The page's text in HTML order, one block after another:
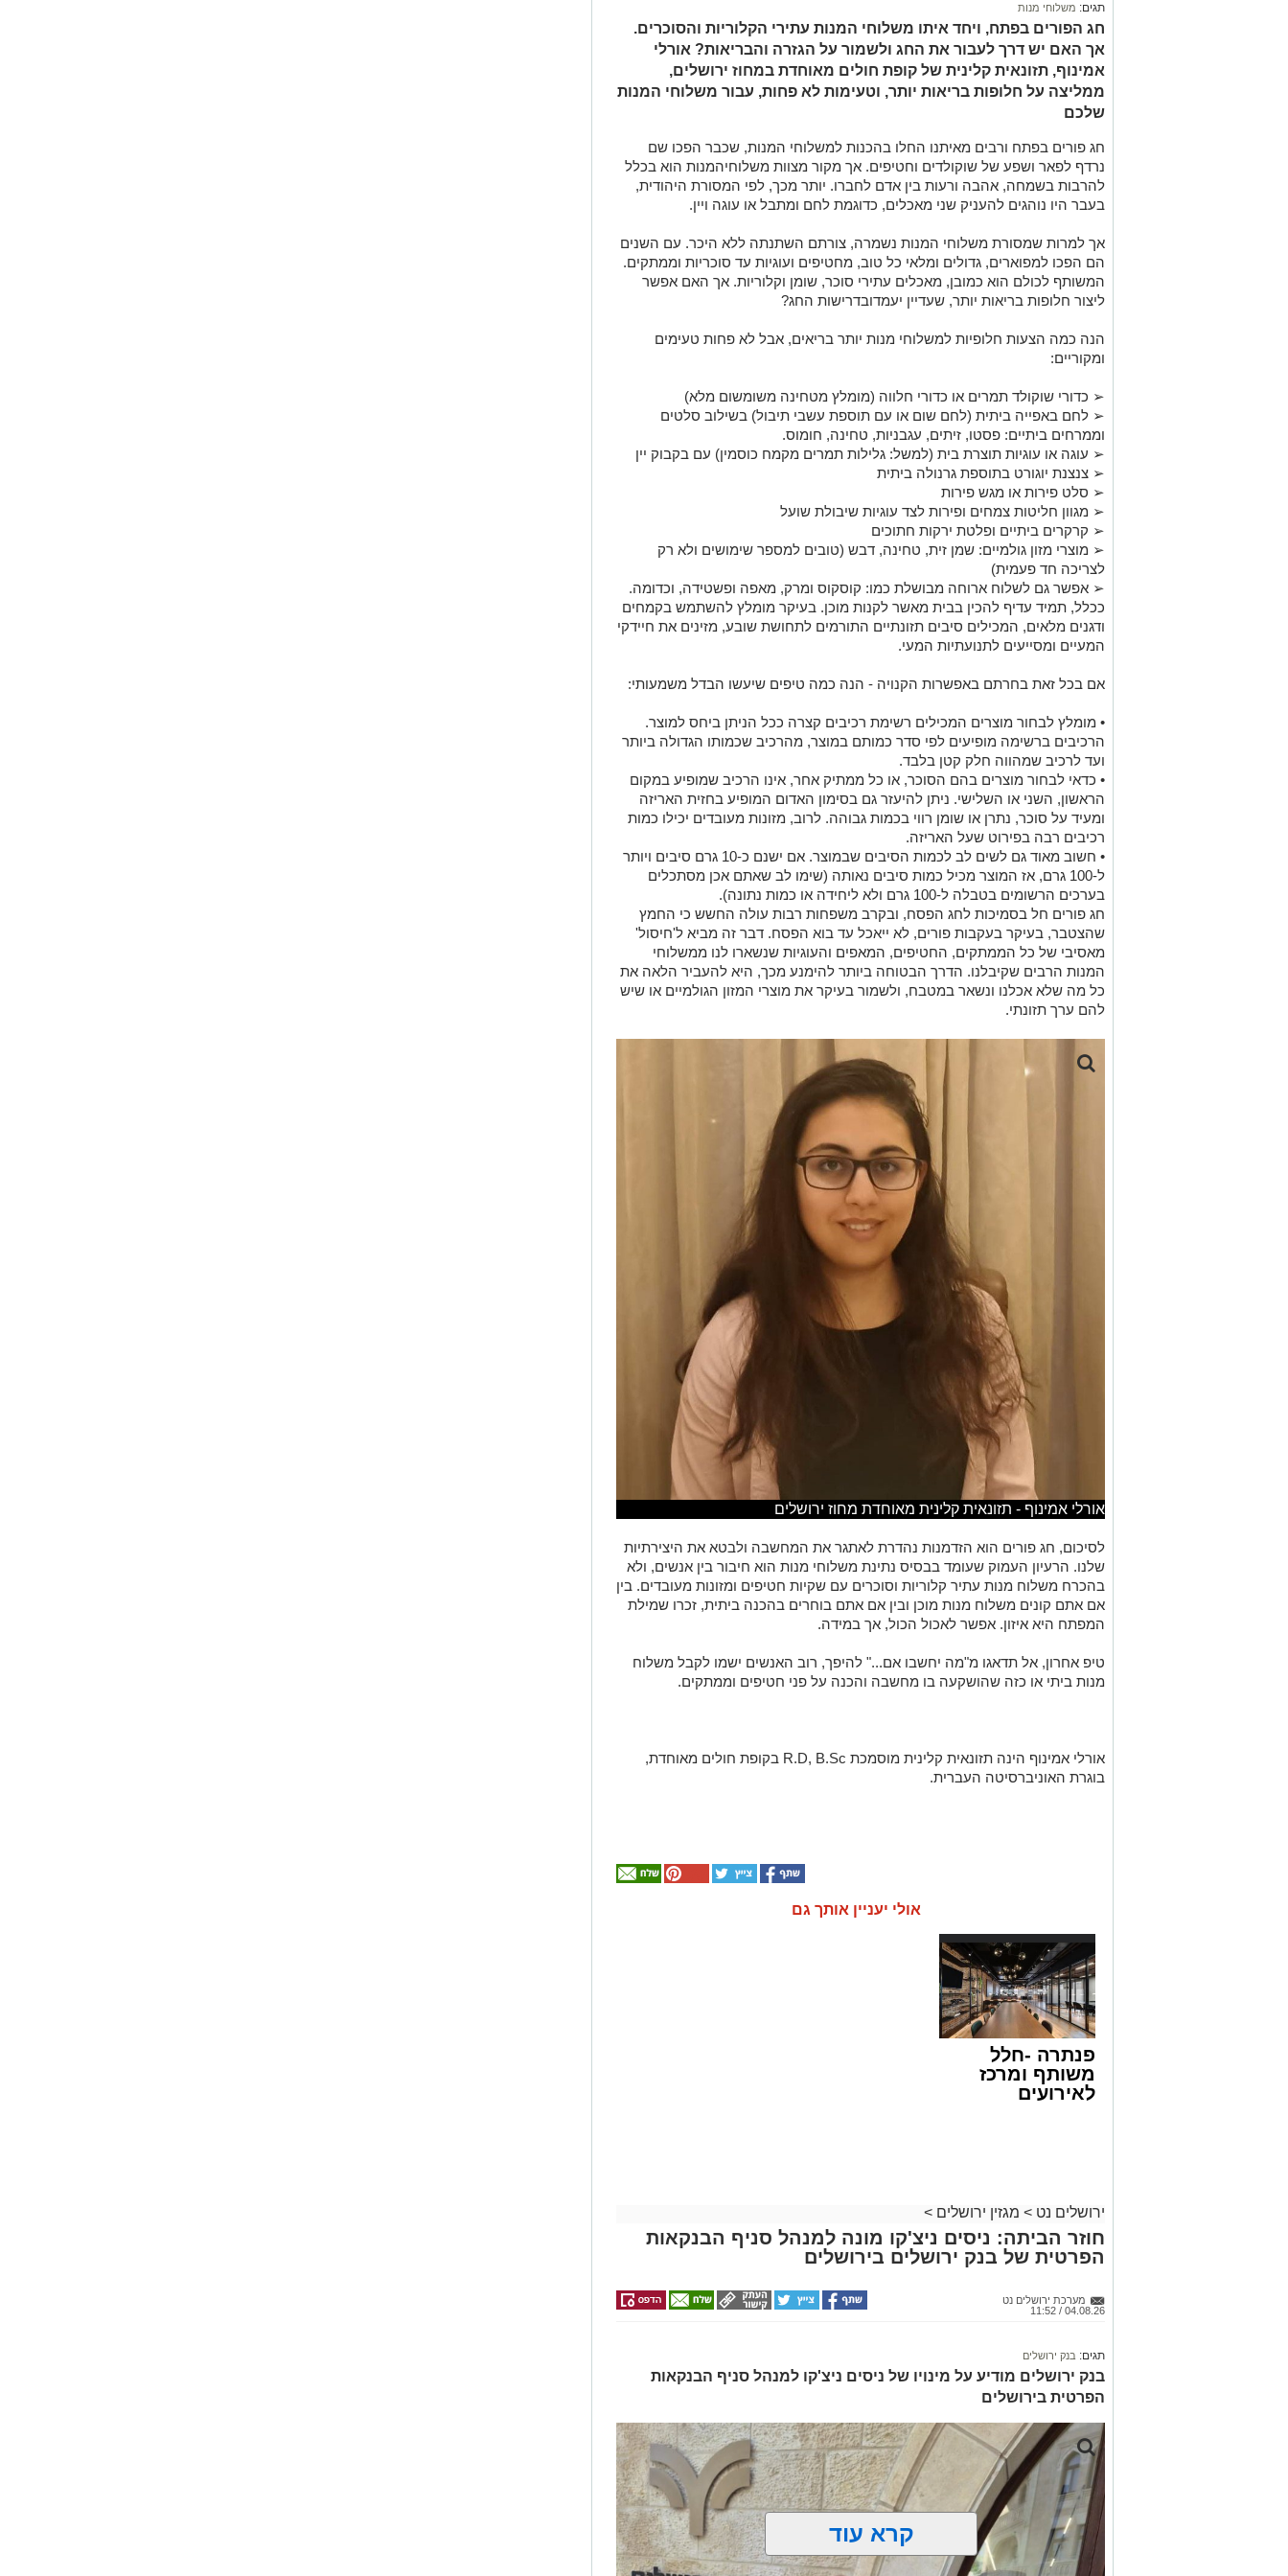
תגים: משלוחי מנות
חג הפורים בפתח, ויחד איתו משלוחי המנות עתירי הקלוריות והסוכרים.
אך האם יש דרך לעבור את החג ולשמור על הגזרה והבריאות? אורלי
אמינוף, תזונאית קלינית של קופת חולים מאוחדת במחוז ירושלים,
ממליצה על חלופות בריאות יותר, וטעימות לא פחות, עבור משלוחי המנות
שלכם
חג פורים בפתח ורבים מאיתנו החלו בהכנות למשלוחי המנות, שכבר הפכו שם
נרדף לפאר ושפע של שוקולדים וחטיפים. אך מקור מצוות משלוחיהמנות הוא בכלל
להרבות בשמחה, אהבה ורעות בין אדם לחברו. יותר מכך, לפי המסורת היהודית,
בעבר היו נוהגים להעניק שני מאכלים, כדוגמת לחם ומתבל או עוגה ויין.
אך למרות שמסורת משלוחי המנות נשמרה, צורתם השתנתה ללא היכר. עם השנים
הם הפכו למפוארים, גדולים ומלאי כל טוב, מחטיפים ועוגיות עד סוכריות וממתקים.
המשותף לכולם הוא כמובן, מאכלים עתירי סוכר, שומן וקלוריות. אך האם אפשר
ליצור חלופות בריאות יותר, שעדיין יעמדובדרישות החג?
הנה כמה הצעות חלופיות למשלוחי מנות יותר בריאים, אבל לא פחות טעימים
ומקוריים:
➢ כדורי שוקולד תמרים או כדורי חלווה (מומלץ מטחינה משומשום מלא)
➢ לחם באפייה ביתית (לחם שום או עם תוספת עשבי תיבול) בשילוב סלטים
וממרחים ביתיים: פסטו, זיתים, עגבניות, טחינה, חומוס.
➢ עוגה או עוגיות תוצרת בית (למשל: גלילות תמרים מקמח כוסמין) עם בקבוק יין
➢ צנצנת יוגורט בתוספת גרנולה ביתית
➢ סלט פירות או מגש פירות
➢ מגוון חליטות צמחים ופירות לצד עוגיות שיבולת שועל
➢ קרקרים ביתיים ופלטת ירקות חתוכים
➢ מוצרי מזון גולמיים: שמן זית, טחינה, דבש (טובים למספר שימושים ולא רק
לצריכה חד פעמית)
➢ אפשר גם לשלוח ארוחה מבושלת כמו: קוסקוס ומרק, מאפה ופשטידה, וכדומה.
ככלל, תמיד עדיף להכין בבית מאשר לקנות מוכן. בעיקר מומלץ להשתמש בקמחים
ודגנים מלאים, המכילים סיבים תזונתיים התורמים לתחושת שובע, מזינים את חיידקי
המעיים ומסייעים לתנועתיות המעי.
אם בכל זאת בחרתם באפשרות הקנויה - הנה כמה טיפים שיעשו הבדל משמעותי:
• מומלץ לבחור מוצרים המכילים רשימת רכיבים קצרה ככל הניתן ביחס למוצר.
הרכיבים ברשימה מופיעים לפי סדר כמותם במוצר, מהרכיב שכמותו הגדולה ביותר
ועד לרכיב שמהווה חלק קטן בלבד.
• כדאי לבחור מוצרים בהם הסוכר, או כל ממתיק אחר, אינו הרכיב שמופיע במקום
הראשון, השני או השלישי. ניתן להיעזר גם בסימון האדום המופיע בחזית האריזה
ומעיד על סוכר, נתרן או שומן רווי בכמות גבוהה. לרוב, מזונות מעובדים יכילו כמות
רכיבים רבה בפירוט שעל האריזה.
• חשוב מאוד גם לשים לב לכמות הסיבים שבמוצר. אם ישנם
כ-10 גרם סיבים ויותר
ל-100 גרם
, אז המוצר מכיל כמות סיבים נאותה (שימו לב שאתם אכן מסתכלים
בערכים הרשומים בטבלה ל-100 גרם ולא ליחידה או כמות נתונה).
חג פורים חל בסמיכות לחג הפסח, ובקרב משפחות רבות עולה החשש כי החמץ
שהצטבר, בעיקר בעקבות פורים, לא ייאכל עד בוא הפסח. דבר זה מביא ל'חיסול'
מאסיבי של כל הממתקים, החטיפים, המאפים והעוגיות שנשארו לנו ממשלוחי
המנות הרבים שקיבלנו. הדרך הבטוחה ביותר להימנע מכך, היא להעביר הלאה את
כל מה שלא אכלנו ונשאר במטבח, ולשמור בעיקר את מוצרי המזון הגולמיים או שיש
להם ערך תזונתי.
אורלי אמינוף - תזונאית קלינית מאוחדת מחוז ירושלים
לסיכום, חג פורים הוא הזדמנות נהדרת לאתגר את המחשבה ולבטא את היצירתיות
שלנו. הרעיון העמוק שעומד בבסיס נתינת משלוחי מנות הוא חיבור בין אנשים, ולא
בהכרח משלוח מנות עתיר קלוריות וסוכרים עם שקיות חטיפים ומזונות מעובדים. בין
אם אתם קונים משלוח מנות מוכן ובין אם אתם בוחרים בהכנה ביתית, זכרו שמילת
המפתח היא איזון. אפשר לאכול הכול, אך במידה.
טיפ אחרון, אל תדאגו מ"מה יחשבו אם..." להיפך, רוב האנשים ישמו לקבל משלוח
מנות ביתי או כזה שהושקעה בו מחשבה והכנה על פני חטיפים וממתקים.
אורלי אמינוף הינה תזונאית קלינית מוסמכת R.D, B.Sc בקופת חולים מאוחדת,
בוגרת האוניברסיטה העברית.
אולי יעניין אותך גם
פנתרה -חלל
משותף ומרכז
לאירועים
ירושלים נט > מגזין ירושלים >
חוזר הביתה: ניסים ניצ'קו מונה למנהל סניף הבנקאות
הפרטית של בנק ירושלים בירושלים
מערכת ירושלים נט
04.08.26 / 11:52
תגים: בנק ירושלים
בנק ירושלים מודיע על מינויו של ניסים ניצ'קו למנהל סניף הבנקאות
הפרטית בירושלים
קרא עוד